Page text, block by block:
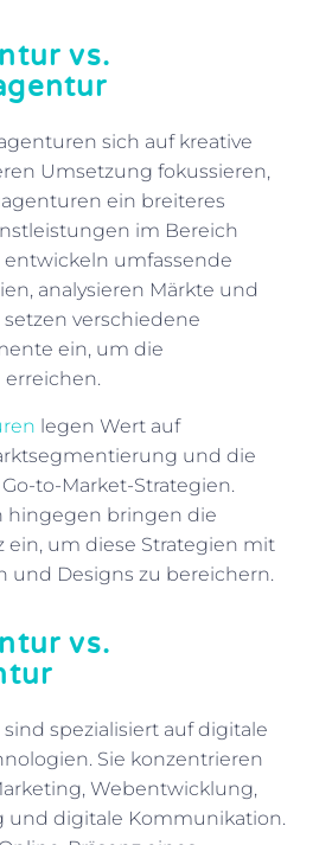
vs.
sich auf kreative
Umsetzung fokussieren,
ein breiteres
im Bereich
entwickeln umfassende
analysieren Märkte und
verschiedene
ein, um die
erreichen.
legen Wert auf
und die
to-Market-Strategien.
hingegen bringen die
ein, um diese Strategien mit
und Designs zu bereichern.
vs.
sind spezialisiert auf digitale
Sie konzentrieren
Webentwicklung,
und digitale Kommunikation.